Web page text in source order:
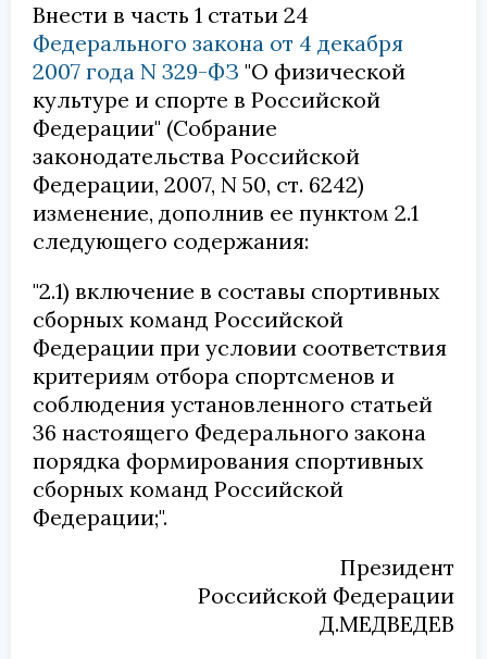
Внести в часть 1 статьи 24
Федерального закона от 4 декабря
2007 года N 329-ФЗ "О физической
культуре и спорте в Российской
Федерации" (Собрание
законодательства Российской
Федерации, 2007, N 50, ст. 6242)
изменение, дополнив ее пунктом 2.1
следующего содержания:
"2.1) включение в составы спортивных
сборных команд Российской
Федерации при условии соответствия
критериям отбора спортсменов и
соблюдения установленного статьей
36 настоящего Федерального закона
порядка формирования спортивных
сборных команд Российской
Федерации;".
Президент
Российской Федерации
Д.МЕДВЕДЕВ